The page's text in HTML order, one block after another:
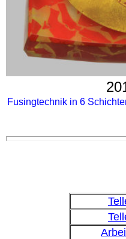
Fusingtechnik in 6